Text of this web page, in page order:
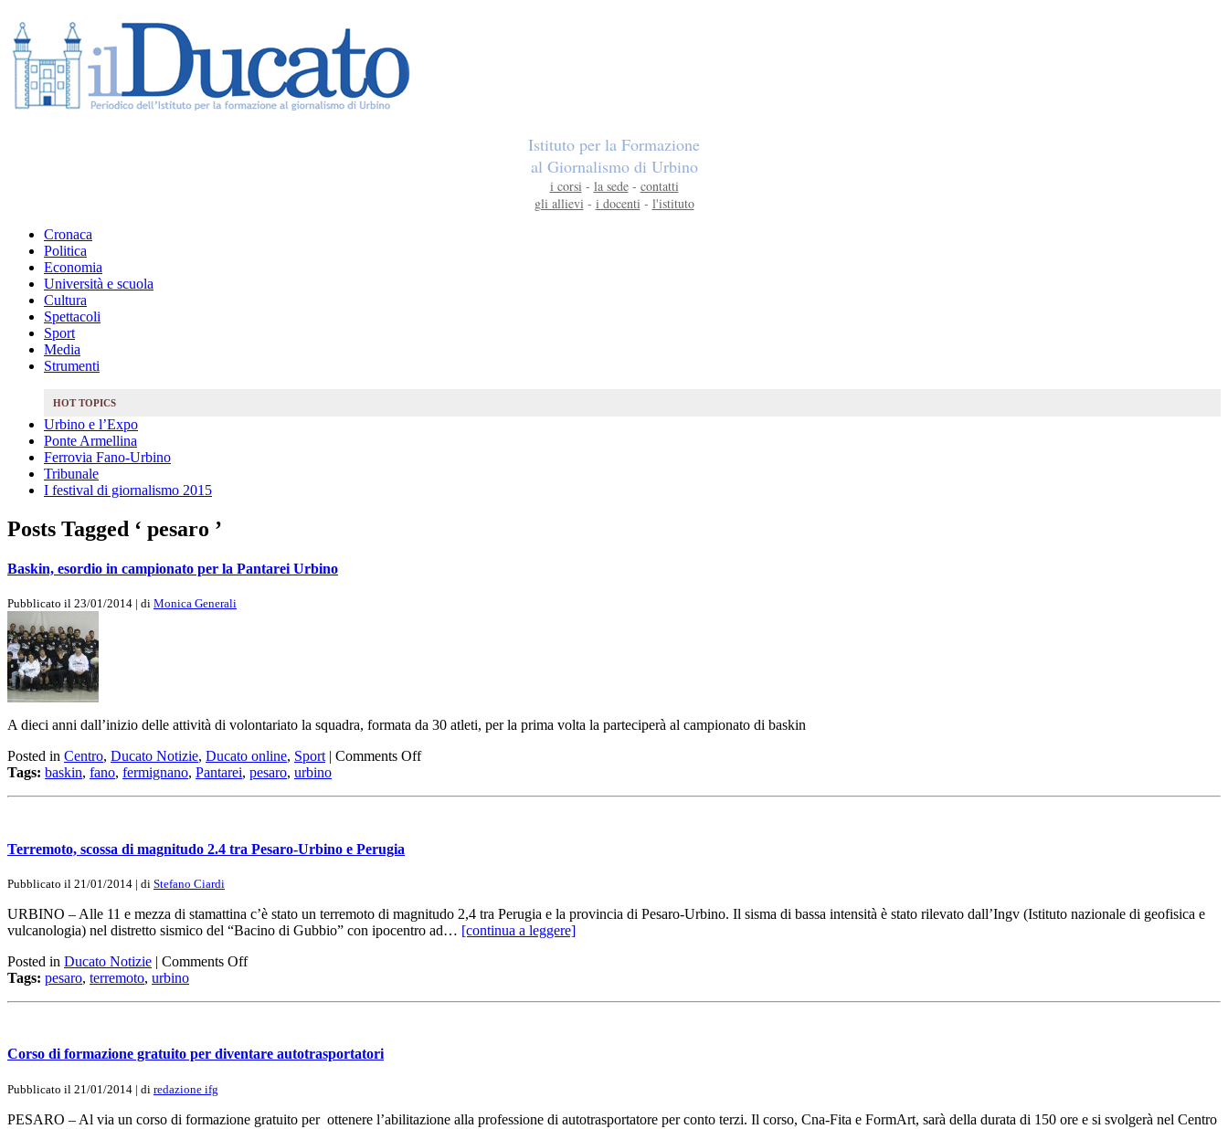
Istituto per la Formazione
al Giornalismo di Urbino
i corsi - la sede- contatti
gli allievi - i docenti - l'istituto
Cronaca
Politica
Economia
Università e scuola
Cultura
Spettacoli
Sport
Media
Strumenti
HOT TOPICS
Urbino e l’Expo
Ponte Armellina
Ferrovia Fano-Urbino
Tribunale
I festival di giornalismo 2015
Posts Tagged ‘ pesaro ’
Baskin, esordio in campionato per la Pantarei Urbino
Pubblicato il 23/01/2014 | di Monica Generali
A dieci anni dall’inizio delle attività di volontariato la squadra, formata da 30 atleti, per la prima volta la parteciperà al campionato di baskin
Posted in Centro, Ducato Notizie, Ducato online, Sport| Comments Off
Tags: baskin, fano, fermignano, Pantarei, pesaro, urbino
Terremoto, scossa di magnitudo 2.4 tra Pesaro-Urbino e Perugia
Pubblicato il 21/01/2014 | di Stefano Ciardi
URBINO – Alle 11 e mezza di stamattina c’è stato un terremoto di magnitudo 2,4 tra Perugia e la provincia di Pesaro-Urbino. Il sisma di bassa intensità è stato rilevato dall’Ingv (Istituto nazionale di geofisica e
vulcanologia) nel distretto sismico del “Bacino di Gubbio” con ipocentro ad… [continua a leggere]
Posted in Ducato Notizie | Comments Off
Tags: pesaro, terremoto, urbino
Corso di formazione gratuito per diventare autotrasportatori
Pubblicato il 21/01/2014 | di redazione ifg
PESARO – Al via un corso di formazione gratuito per ottenere l’abilitazione alla professione di autotrasportatore per conto terzi. Il corso, Cna-Fita e FormArt, sarà della durata di 150 ore e si svolgerà nel Centro